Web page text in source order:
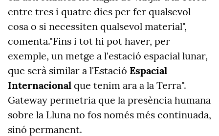
entre tres i quatre dies per fer qualsevol
cosa o si necessiten qualsevol material",
comenta."Fins i tot hi pot haver, per
exemple, un metge a l'estació espacial lunar,
que serà similar a l'Estació Espacial
Internacional que tenim ara a la Terra".
Gateway permetria que la presència humana
sobre la Lluna no fos només més continuada,
sinó permanent.